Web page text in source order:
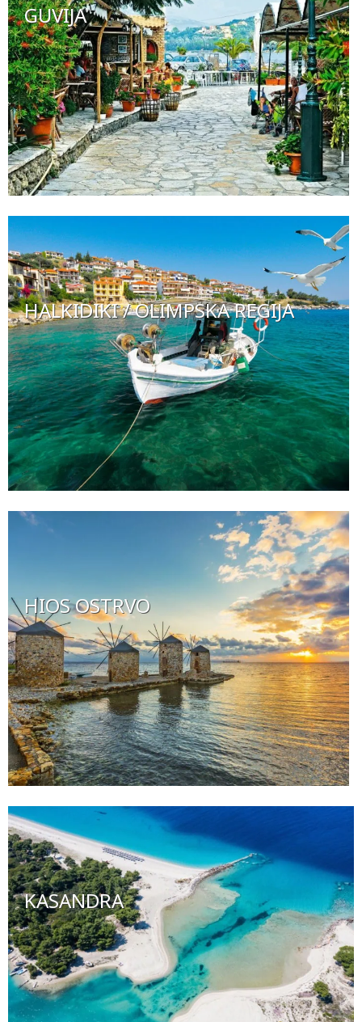
GUVIJA
HALKIDIKI / OLIMPSKA REGIJA
HIOS OSTRVO
KASANDRA